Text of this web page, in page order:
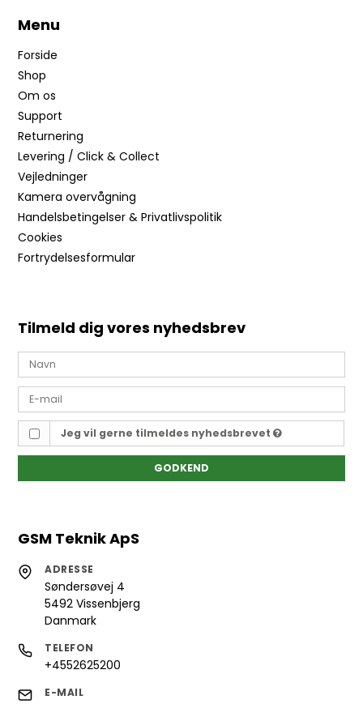
Menu
Forside
Shop
Om os
Support
Returnering
Levering / Click & Collect
Vejledninger
Kamera overvågning
Handelsbetingelser & Privatlivspolitik
Cookies
Fortrydelsesformular
Tilmeld dig vores nyhedsbrev
Jeg vil gerne tilmeldes nyhedsbrevet
GODKEND
GSM Teknik ApS
ADRESSE
Søndersøvej 4
5492 Vissenbjerg
Danmark
TELEFON
+4552625200
E-MAIL